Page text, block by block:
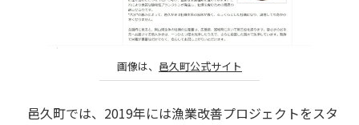
画像は、 邑久町公式サイト
邑久町では、2019年には漁業改善プロジェクトをスタ